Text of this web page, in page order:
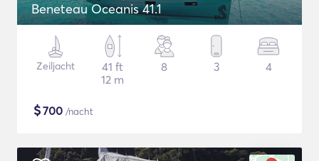
Beneteau Oceanis 41.1
Zeiljacht
41 ft
12 m
8 3 4
$700 /nacht